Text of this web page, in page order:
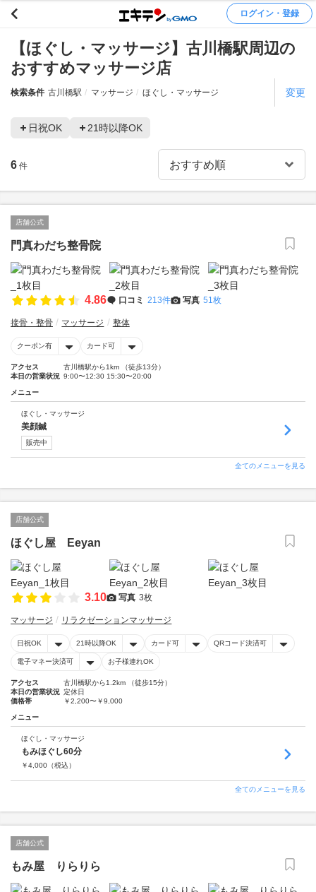
ログイン・登録
【ほぐし・マッサージ】古川橋駅周辺の
おすすめマッサージ店
検索条件 古川橋駅 マッサージ ほぐし・マッサージ 変更
日祝OK 21時以降OK
6 件
店舗公式
門真わだち整骨院
4.86 口コミ 213件 写真 51枚
接骨・整骨 マッサージ 整体
クーポン有 カード可
アクセス
古川橋駅から1km （徒歩13分）
本日の営業状況 9:00〜12:30 15:30〜20:00
メニュー
ほぐし・マッサージ
美顔鍼
販売中
全てのメニューを見る
店舗公式
ほぐし屋 Eeyan
3.10 写真 3枚
マッサージ リラクゼーションマッサージ
日祝OK 21時以降OK カード可 QRコード決済可
電子マネー決済可 お子様連れOK
アクセス
古川橋駅から1.2km （徒歩15分）
本日の営業状況 定休日
価格帯
￥2,200〜￥9,000
メニュー
ほぐし・マッサージ
もみほぐし60分
￥4,000 （税込）
全てのメニューを見る
店舗公式
もみ屋 りらりら